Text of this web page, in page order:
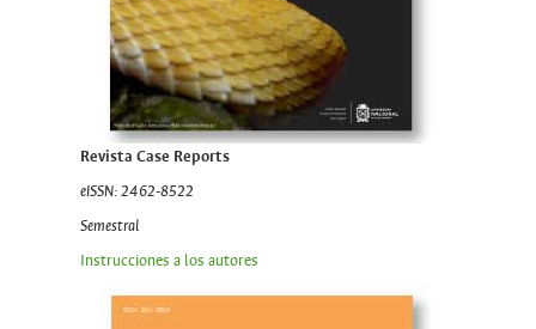
Revista Case Reports
eISSN: 2462-8522
Semestral
Instrucciones a los autores